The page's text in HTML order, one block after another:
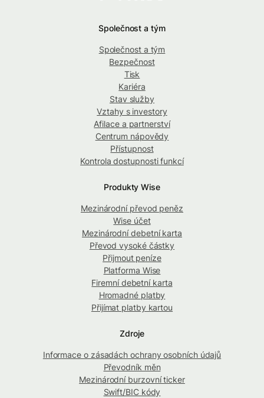
Společnost a tým
Společnost a tým
Bezpečnost
Tisk
Kariéra
Stav služby
Vztahy s investory
Afilace a partnerství
Centrum nápovědy
Přístupnost
Kontrola dostupnosti funkcí
Produkty Wise
Mezinárodní převod peněz
Wise účet
Mezinárodní debetní karta
Převod vysoké částky
Přijmout peníze
Platforma Wise
Firemní debetní karta
Hromadné platby
Přijímat platby kartou
Zdroje
Informace o zásadách ochrany osobních údajů
Převodník měn
Mezinárodní burzovní ticker
Swift/BIC kódy